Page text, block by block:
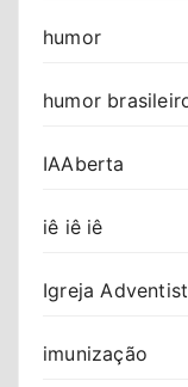
humor
humor
IAAberta
iê iê iê
Igreja
imunização